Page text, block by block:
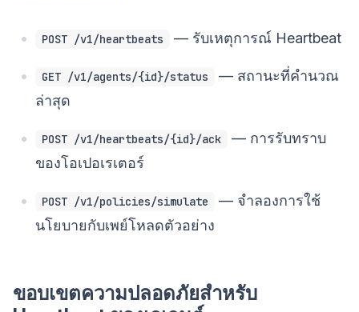
POST /v1/heartbeats — รับเหตุการณ์ Heartbeat
GET /v1/agents/{id}/status
— สถานะที่คำนวณ
ล่าสุด
POST /v1/heartbeats/{id}/ack
— การรับทราบ
ของโอเปอเรเตอร์
POST /v1/policies/simulate
— จำลองการใช้
นโยบายกับเพย์โหลดตัวอย่าง
ขอบเขตความปลอดภัยสำหรับ